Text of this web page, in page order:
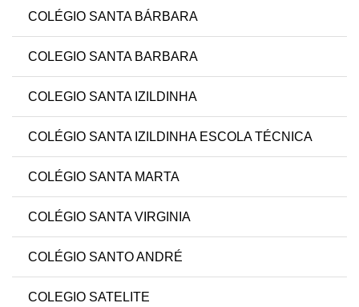
COLÉGIO SANTA BÁRBARA
COLEGIO SANTA BARBARA
COLEGIO SANTA IZILDINHA
COLÉGIO SANTA IZILDINHA ESCOLA TÉCNICA
COLÉGIO SANTA MARTA
COLÉGIO SANTA VIRGINIA
COLÉGIO SANTO ANDRÉ
COLEGIO SATELITE